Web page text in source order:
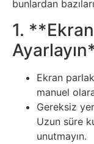
Mobil
Müzik
Nft
bunlardan
1. **Ekran
Ekran
manuel
Gereksiz
Uzun süre
unutmayın.